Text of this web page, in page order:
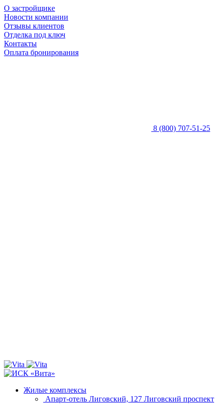
О застройщике
Новости компании
Отзывы клиентов
Отделка под ключ
Контакты
Оплата бронирования
8 (800) 707-51-25
Жилые комплексы
Апарт-отель Лиговский, 127 Лиговский проспект